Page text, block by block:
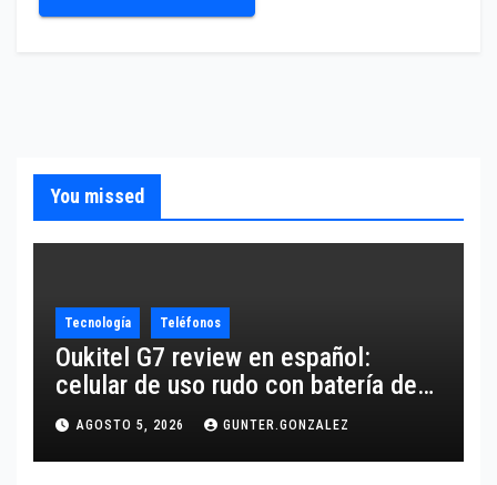
You missed
Tecnología Teléfonos
Oukitel G7 review en español:
celular de uso rudo con batería de
10,600 mAh
AGOSTO 5, 2026 GUNTER.GONZALEZ